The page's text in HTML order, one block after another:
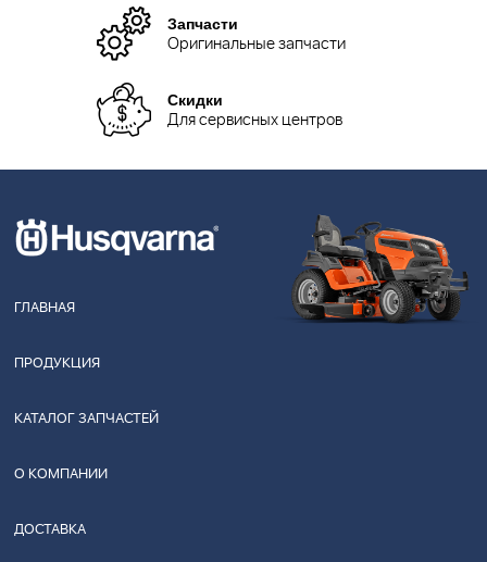
Запчасти
Оригинальные запчасти
Скидки
Для сервисных центров
ГЛАВНАЯ
ПРОДУКЦИЯ
КАТАЛОГ ЗАПЧАСТЕЙ
О КОМПАНИИ
ДОСТАВКА